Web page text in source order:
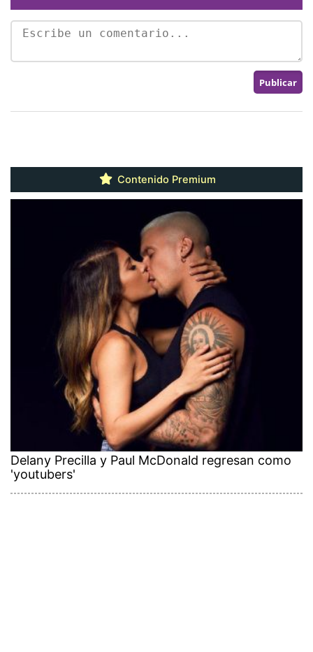
Contenido Premium
Delany Precilla y Paul McDonald regresan como
'youtubers'